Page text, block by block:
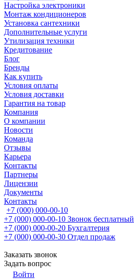
Настройка электроники
Монтаж кондиционеров
Установка сантехники
Дополнительные услуги
Утилизация техники
Кредитование
Блог
Бренды
Как купить
Условия оплаты
Условия доставки
Гарантия на товар
Компания
О компании
Новости
Команда
Отзывы
Карьера
Контакты
Партнеры
Лицензии
Документы
Контакты
+7 (000) 000-00-10
+7 (000) 000-00-10 Звонок бесплатный
+7 (000) 000-00-20 Бухгалтерия
+7 (000) 000-00-30 Отдел продаж
Заказать звонок
Задать вопрос
Войти